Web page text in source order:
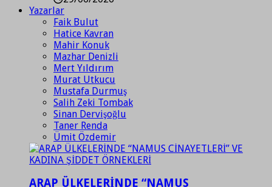
Yazarlar
Faik Bulut
Hatice Kavran
Mahir Konuk
Mazhar Denizli
Mert Yıldırım
Murat Utkucu
Mustafa Durmuş
Salih Zeki Tombak
Sinan Dervişoğlu
Taner Renda
Ümit Özdemir
ARAP ÜLKELERİNDE “NAMUS